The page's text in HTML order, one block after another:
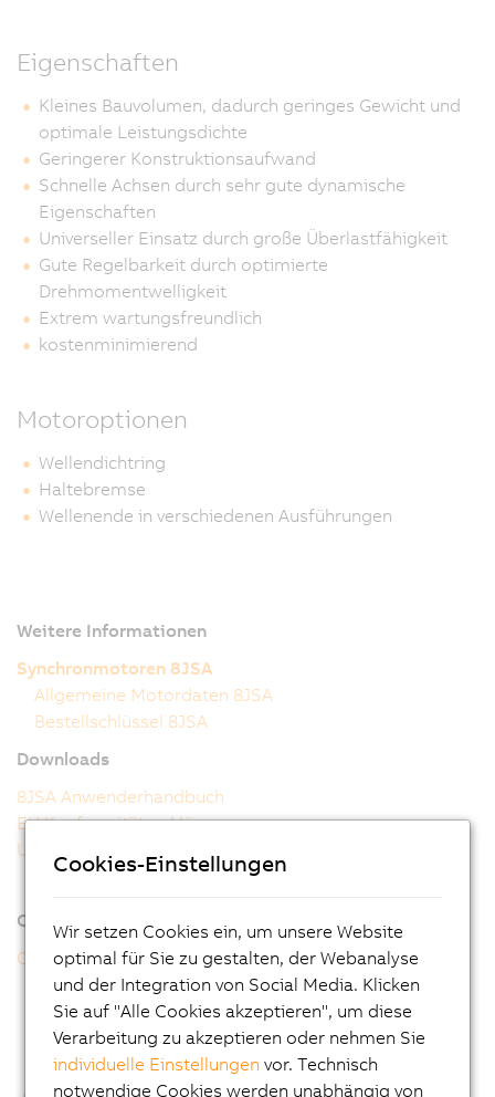
Eigenschaften
Kleines Bauvolumen, dadurch geringes Gewicht und
optimale Leistungsdichte
Geringerer Konstruktionsaufwand
Schnelle Achsen durch sehr gute dynamische
Eigenschaften
Universeller Einsatz durch große Überlastfähigkeit
Gute Regelbarkeit durch optimierte
Drehmomentwelligkeit
Extrem wartungsfreundlich
kostenminimierend
Motoroptionen
Wellendichtring
Haltebremse
Wellenende in verschiedenen Ausführungen
Weitere Informationen
Synchronmotoren 8JSA
Allgemeine Motordaten 8JSA
Bestellschlüssel 8JSA
Downloads
8JSA Anwenderhandbuch
EU Konformitätserklärung
UK Declaration
Online-Tools
CAD-Konfigurator
Cookies-Einstellungen
Wir setzen Cookies ein, um unsere Website
optimal für Sie zu gestalten, der Webanalyse
und der Integration von Social Media. Klicken
Sie auf "Alle Cookies akzeptieren", um diese
Verarbeitung zu akzeptieren oder nehmen Sie
individuelle Einstellungen vor. Technisch
notwendige Cookies werden unabhängig von